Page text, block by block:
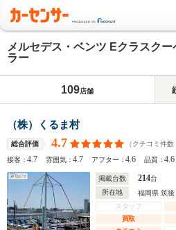
メルセデス・ベンツ Eクラスク
ラー
109店舗
（株）くるま村
総合評価 4.7 （クチコミ件数
接客：4.7 雰囲気：4.7 アフター：4.6 品質：4.6
掲載台数 214台
所在地
福岡県 筑後
スタッフ
買取